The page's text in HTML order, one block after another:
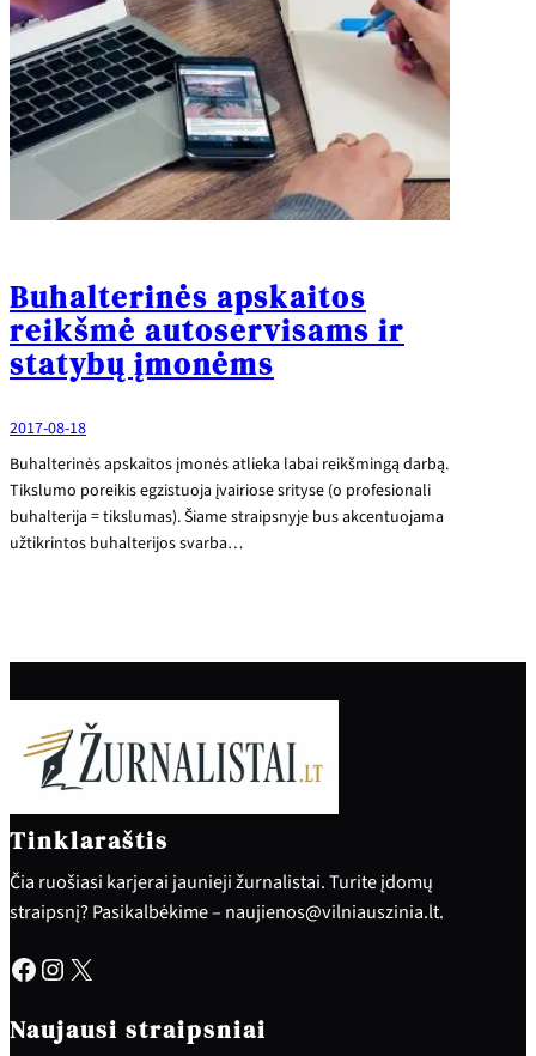
Buhalterinės apskaitos
reikšmė autoservisams ir
statybų įmonėms
2017-08-18
Buhalterinės apskaitos įmonės atlieka labai reikšmingą darbą.
Tikslumo poreikis egzistuoja įvairiose srityse (o profesionali
buhalterija = tikslumas). Šiame straipsnyje bus akcentuojama
užtikrintos buhalterijos svarba…
Tinklaraštis
Čia ruošiasi karjerai jaunieji žurnalistai. Turite įdomų
straipsnį? Pasikalbėkime – naujienos@vilniauszinia.lt.
Facebook Instagram X
Naujausi straipsniai